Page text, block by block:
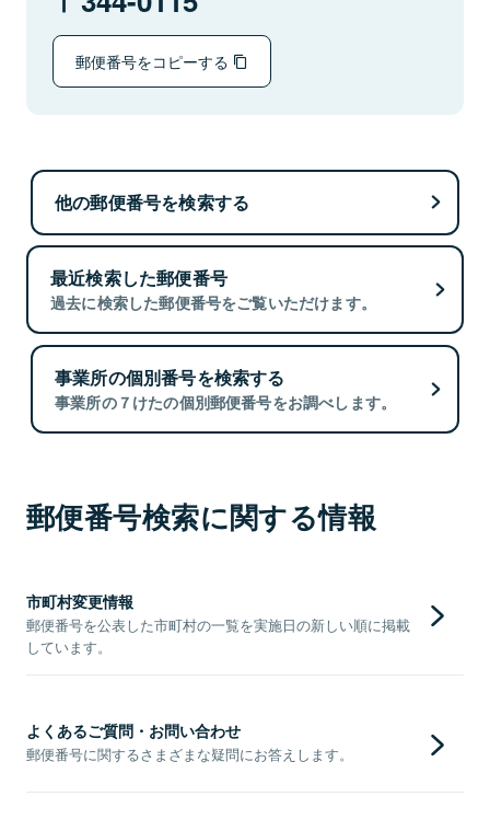
郵便番号をコピーする
他の郵便番号を検索する
最近検索した郵便番号
過去に検索した郵便番号をご覧いただけます。
事業所の個別番号を検索する
事業所の７けたの個別郵便番号をお調べします。
郵便番号検索に関する情報
市町村変更情報
郵便番号を公表した市町村の一覧を実施日の新しい順に掲載
しています。
よくあるご質問・お問い合わせ
郵便番号に関するさまざまな疑問にお答えします。